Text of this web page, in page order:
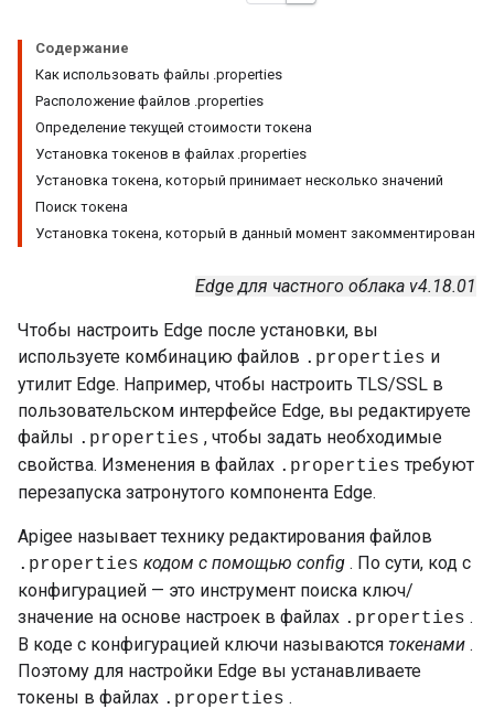
Содержание
Как использовать файлы .properties
Расположение файлов .properties
Определение текущей стоимости токена
Установка токенов в файлах .properties
Установка токена, который принимает несколько значений
Поиск токена
Установка токена, который в данный момент закомментирован
Edge для частного облака v4.18.01
Чтобы настроить Edge после установки, вы
используете комбинацию файлов .properties и
утилит Edge. Например, чтобы настроить TLS/SSL в
пользовательском интерфейсе Edge, вы редактируете
файлы .properties , чтобы задать необходимые
свойства. Изменения в файлах .properties требуют
перезапуска затронутого компонента Edge.
Apigee называет технику редактирования файлов
.properties кодом с помощью config . По сути, код с
конфигурацией — это инструмент поиска ключ/
значение на основе настроек в файлах .properties .
В коде с конфигурацией ключи называются токенами .
Поэтому для настройки Edge вы устанавливаете
токены в файлах .properties .